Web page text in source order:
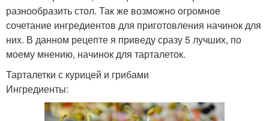
разнообразить стол. Так же возможно огромное
сочетание ингредиентов для приготовления начинок для
них. В данном рецепте я приведу сразу 5 лучших, по
моему мнению, начинок для тарталеток.
Тарталетки с курицей и грибами
Ингредиенты: